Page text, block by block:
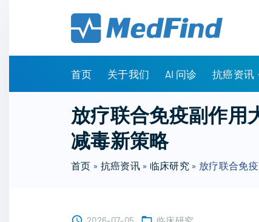
首页 关于我们 AI 问诊 抗癌资讯
有问有答
诊疗指南
放疗联合免疫副作用
减毒新策略
首页 » 抗癌资讯» 临床研究 » 放疗联合免